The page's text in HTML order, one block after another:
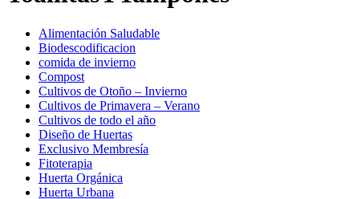
Alimentación Saludable
Biodescodificacion
comida de invierno
Compost
Cultivos de Otoño – Invierno
Cultivos de Primavera – Verano
Cultivos de todo el año
Diseño de Huertas
Exclusivo Membresía
Fitoterapia
Huerta Orgánica
Huerta Urbana